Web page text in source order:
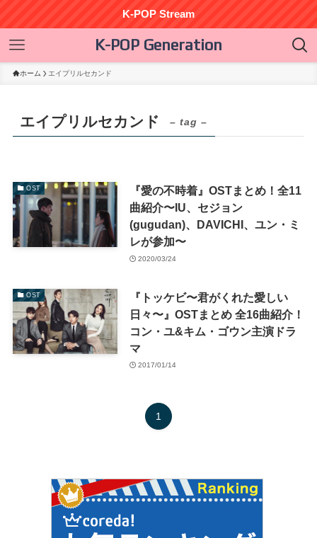
K-POP Stream
K-POP Generation
ホーム エイプリルセカンド
エイプリルセカンド – tag –
OST
『愛の不時着』OSTまとめ！全11
曲紹介〜IU、セジョン
(gugudan)、DAVICHI、ユン・ミ
レが参加〜
2020/03/24
OST
『トッケビ〜君がくれた愛しい
日々〜』OSTまとめ 全16曲紹介！
コン・ユ&キム・ゴウン主演ドラ
マ
2017/01/14
1